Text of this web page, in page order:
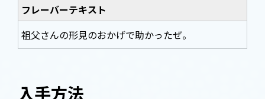
フレーバーテキスト
祖父さんの形見のおかげで助かったぜ。
入手方法